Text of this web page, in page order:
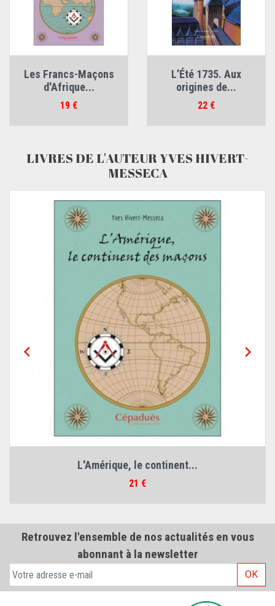
Les Francs-Maçons
d'Afrique...
Prix
19 €
L’Été 1735. Aux
origines de...
Prix
22 €
LIVRES DE L'AUTEUR YVES HIVERT-
MESSECA

L'Amérique, le continent...
Prix
21 €

Retrouvez l'ensemble de nos actualités en vous
abonnant à la newsletter
OK